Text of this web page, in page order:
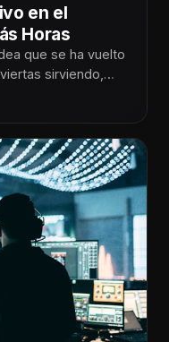
en el
Horas
que se ha vuelto
sirviendo,